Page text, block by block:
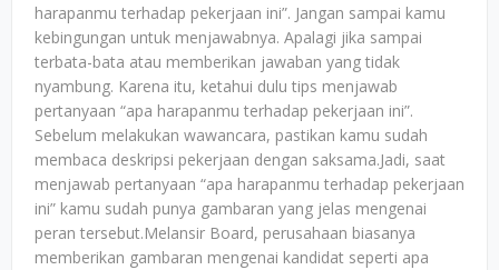
harapanmu terhadap pekerjaan ini”. Jangan sampai kamu
kebingungan untuk menjawabnya. Apalagi jika sampai
terbata-bata atau memberikan jawaban yang tidak
nyambung. Karena itu, ketahui dulu tips menjawab
pertanyaan “apa harapanmu terhadap pekerjaan ini”.
Sebelum melakukan wawancara, pastikan kamu sudah
membaca deskripsi pekerjaan dengan saksama.Jadi, saat
menjawab pertanyaan “apa harapanmu terhadap pekerjaan
ini” kamu sudah punya gambaran yang jelas mengenai
peran tersebut.Melansir Board, perusahaan biasanya
memberikan gambaran mengenai kandidat seperti apa